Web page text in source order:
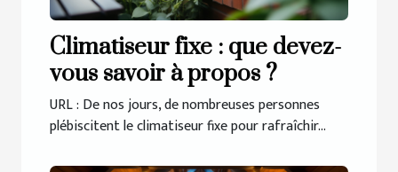
Climatiseur fixe : que devez-
vous savoir à propos ?
URL : De nos jours, de nombreuses personnes
plébiscitent le climatiseur fixe pour rafraîchir...